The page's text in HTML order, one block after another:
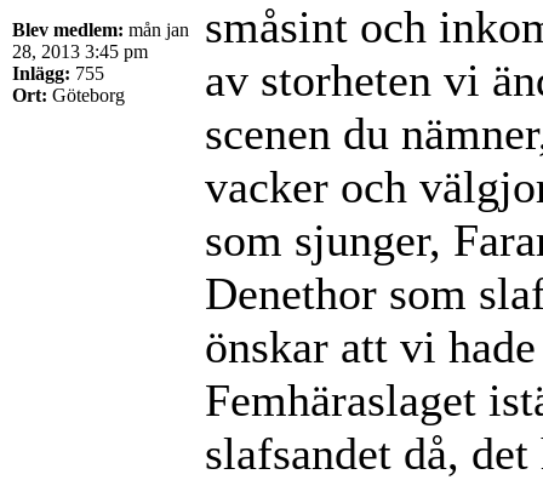
Blev medlem: mån jan
28, 2013 3:45 pm
Inlägg: 755
Ort: Göteborg
småsint och
av storheten vi
scenen du
vacker och
som sjunger,
Denethor som
önskar att vi
Femhäraslaget
slafsandet då,